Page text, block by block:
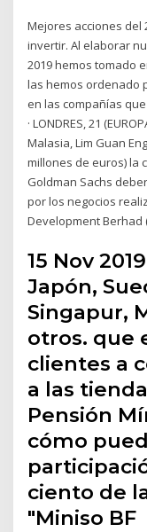
Mejores acciones del
invertir. Al elaborar
2019 hemos tomado
las hemos ordenado
en las compañías
· LONDRES, 21
Malasia, Lim Guan
millones de euros) la
Goldman Sachs
por los negocios
Development Berhad
15 Nov
Japón,
Singapur,
otros. que
clientes a
a las
Pensión
cómo
ciento de
"Miniso BF